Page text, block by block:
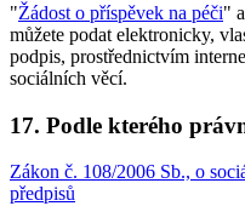
"Žádost o příspěvek na péči"
můžete podat elektronicky,
podpis, prostřednictvím
sociálních věcí.
17. Podle kterého
Zákon č. 108/2006 Sb., o
předpisů